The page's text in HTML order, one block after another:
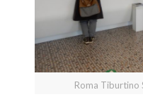
Roma Tiburtino